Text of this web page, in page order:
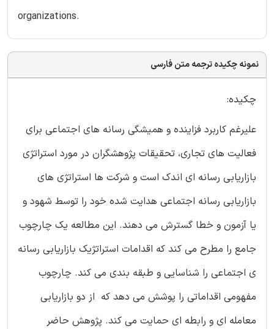
organizations.
نمونه چکیده ترجمه متن فارسی
چکیده:
علیرغم کاربرد فزاینده و همیشگی رسانه های اجتماعی برای
فعالیت های تجاری، تحقیقات پژوهشگران در مورد استراتژی
بازاریابی رسانه ای اندک است و شرکت ها استراتژی های
بازاریابی رسانه اجتماعی هدایت شده خود را توسط شهود و
یا آزمون و خطا گسترش می دهند. این مطالعه یک چارچوب
جامع را مطرح می کند که اقدامات استراتژیک بازاریابی رسانه
ی اجتماعی را شناسایی و طبقه بندی می کند. چارچوب
مفهومی اقداماتی را پوشش می دهد که از دو بازاریابی
معامله ای و رابطه ای حمایت می کند. پژوهش حاضر